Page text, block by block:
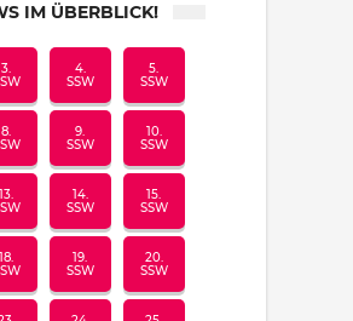
IM ÜBERBLICK!
3.
4.
SSW
5.
SSW
8.
9.
SSW
10.
SSW
13.
14.
SSW
15.
SSW
18.
19.
SSW
20.
SSW